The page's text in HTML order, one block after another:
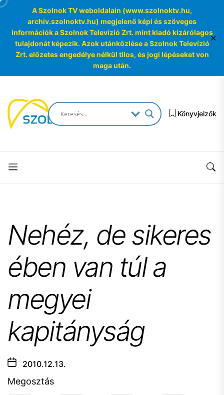
A Szolnok TV weboldalain (www.szolnoktv.hu,
archiv.szolnoktv.hu) megjelenő képi és szöveges
információk a Szolnok Televízió Zrt. mint kiadó kizárólagos
tulajdonát képezik. Azok utánközlése a Szolnok Televízió
Zrt. előzetes engedélye nélkül tilos, és jogi lépéseket von
maga után.
✕
the
content
SzolnokTV
Archívum
Archívum
Könyvjelzők
Nehéz, de sikeres
ében van túl a
megyei
kapitányság
2010.12.13.
Megosztás